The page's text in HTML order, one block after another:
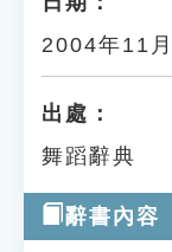
2004年11月
出處：
舞蹈辭典
辭書內容